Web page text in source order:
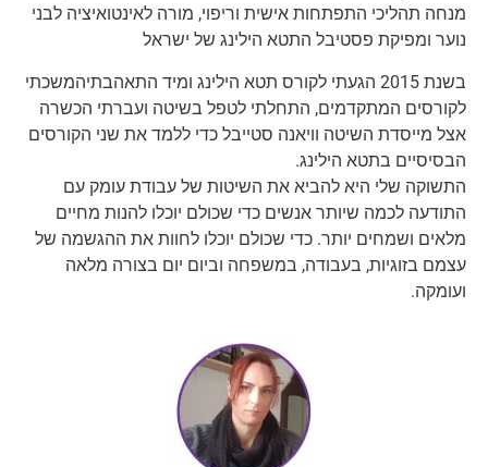
מנחה תהליכי התפתחות אישית וריפוי, מורה לאינטואיציה לבני
נוער ומפיקת פסטיבל התטא הילינג של ישראל
בשנת 2015 הגעתי לקורס תטא הילינג ומיד התאהבתיהמשכתי
לקורסים המתקדמים, התחלתי לטפל בשיטה ועברתי הכשרה
אצל מייסדת השיטה וויאנה סטייבל כדי ללמד את שני הקורסים
הבסיסיים בתטא הילינג.
התשוקה שלי היא להביא את השיטות של עבודת עומק עם
התודעה לכמה שיותר אנשים כדי שכולם יוכלו להנות מחיים
מלאים ושמחים יותר. כדי שכולם יוכלו לחוות את ההגשמה של
עצמם בזוגיות, בעבודה, במשפחה וביום יום בצורה מלאה
ועומקה.